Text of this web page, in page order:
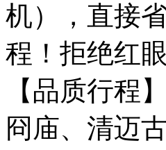
机），直接
程！拒绝红
【品质行程
冏庙、清迈